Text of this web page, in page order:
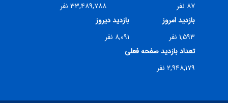
۸۷ نفر
۳۳,۴۸۹,۷۸۸ نفر
بازدید امروز
۱,۵۹۳ نفر
بازدید دیروز
۸,۰۹۱ نفر
تعداد بازدید صفحه فعلی
۲,۹۴۸,۱۷۹ نفر